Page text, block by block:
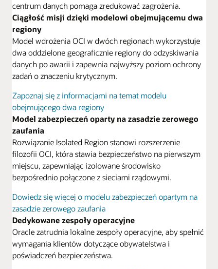
centrum danych pomaga zredukować zagrożenia.
Ciągłość misji dzięki modelowi obejmującemu dwa
regiony
Model wdrożenia OCI w dwóch regionach wykorzystuje
dwa oddzielone geograficznie regiony do odzyskiwania
danych po awarii i zapewnia najwyższy poziom ochrony
zadań o znaczeniu krytycznym.
Zapoznaj się z informacjami na temat modelu
obejmującego dwa regiony
Model zabezpieczeń oparty na zasadzie zerowego
zaufania
Rozwiązanie Isolated Region stanowi rozszerzenie
filozofii OCI, która stawia bezpieczeństwo na pierwszym
miejscu, zapewniając izolowane środowisko
bezpośrednio połączone z sieciami rządowymi.
Dowiedz się więcej o modelu zabezpieczeń opartym na
zasadzie zerowego zaufania
Dedykowane zespoły operacyjne
Oracle zatrudnia lokalne zespoły operacyjne, aby spełnić
wymagania klientów dotyczące obywatelstwa i
poświadczeń bezpieczeństwa.